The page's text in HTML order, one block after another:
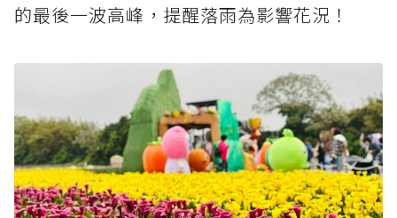
的最後一波高峰，提醒落雨為影響花況！